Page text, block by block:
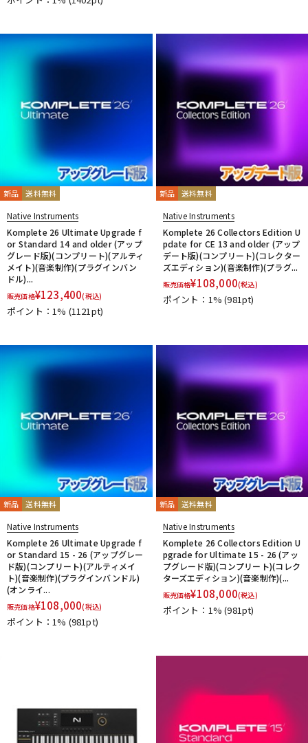
新品 送料無料
Native Instruments
Komplete 26 Ultimate Upgrade f
or Standard 14 and older (アップ
グレード版)(コンプリート)(アルティ
メイト)(音楽制作)(プラグインバン
ドル)...
販売価格¥123,400(税込)
ポイント：1% (1121pt)
新品 送料無料
Native Instruments
Komplete 26 Collectors Edition U
pdate for CE 13 and older (アップ
デート版)(コンプリート)(コレクター
ズエディション)(音楽制作)(プラグ...
販売価格¥108,000(税込)
ポイント：1%(981pt)
新品 送料無料
Native Instruments
Komplete 26 Ultimate Upgrade f
or Standard 15 - 26 (アップグレー
ド版)(コンプリート)(アルティメイ
ト)(音楽制作)(プラグインバンドル)
(オンライ...
販売価格¥108,000(税込)
ポイント：1% (981pt)
新品 送料無料
Native Instruments
Komplete 26 Collectors Edition U
pgrade for Ultimate 15 - 26 (アッ
プグレード版)(コンプリート)(コレク
ターズエディション)(音楽制作)(...
販売価格¥108,000(税込)
ポイント：1%(981pt)